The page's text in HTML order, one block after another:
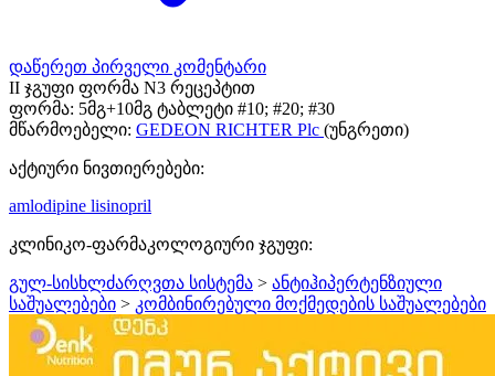
დაწერეთ პირველი კომენტარი
II ჯგუფი ფორმა N3 რეცეპტით
ფორმა: 5მგ+10მგ ტაბლეტი #10; #20; #30
მწარმოებელი: GEDEON RICHTER Plc (უნგრეთი)
აქტიური ნივთიერებები:
amlodipine lisinopril
კლინიკო-ფარმაკოლოგიური ჯგუფი:
გულ-სისხლძარღვთა სისტემა > ანტიჰიპერტენზიული
საშუალებები > კომბინირებული მოქმედების საშუალებები